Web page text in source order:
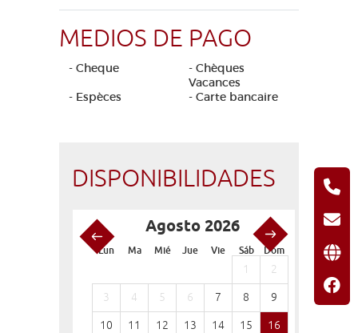
MEDIOS DE PAGO
- Cheque
- Chèques
Vacances
- Espèces
- Carte bancaire
DISPONIBILIDADES
Agosto 2026
Lun Ma Mié Jue Vie Sáb Dom
1 2
3 4 5 6 7 8 9
10 11 12 13 14 15 16
Lun